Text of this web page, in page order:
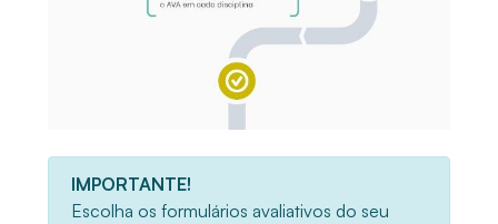
IMPORTANTE!
Escolha os formulários avaliativos do seu